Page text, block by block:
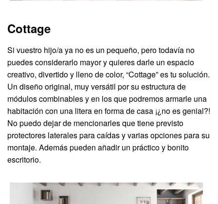
Cottage
Si vuestro hijo/a ya no es un pequeño, pero todavía no
puedes considerarlo mayor y quieres darle un espacio
creativo, divertido y lleno de color, “Cottage” es tu solución.
Un diseño original, muy versátil por su estructura de
módulos combinables y en los que podremos armarle una
habitación con una litera en forma de casa ¡¿no es genial?!
No puedo dejar de mencionarles que tiene previsto
protectores laterales para caídas y varias opciones para su
montaje. Además pueden añadir un práctico y bonito
escritorio.